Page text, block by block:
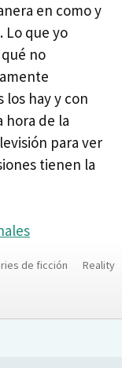
en como y
Lo que yo
no
los hay y con
hora de la
para ver
tienen la
de ficción Reality